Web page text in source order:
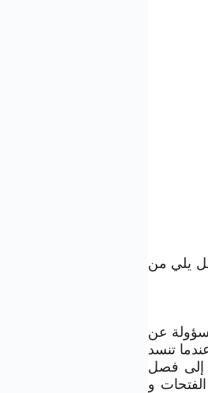
يلي من
عن
تنسد
إلى فصل
و